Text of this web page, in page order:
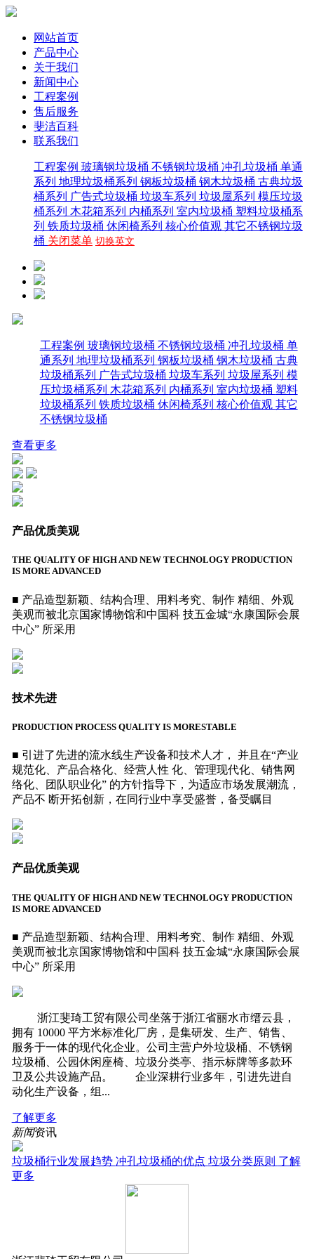
网站首页
产品中心
关于我们
新闻中心
工程案例
售后服务
斐洁百科
联系我们
工程案例 玻璃钢垃圾桶 不锈钢垃圾桶 冲孔垃圾桶 单通
系列 地理垃圾桶系列 钢板垃圾桶 钢木垃圾桶 古典垃圾
桶系列 广告式垃圾桶 垃圾车系列 垃圾屋系列 模压垃圾
桶系列 木花箱系列 内桶系列 室内垃圾桶 塑料垃圾桶系
列 铁质垃圾桶 休闲椅系列 核心价值观 其它不锈钢垃圾
桶 关闭菜单 切换英文
工程案例 玻璃钢垃圾桶 不锈钢垃圾桶 冲孔垃圾桶 单
通系列 地理垃圾桶系列 钢板垃圾桶 钢木垃圾桶 古典
垃圾桶系列 广告式垃圾桶 垃圾车系列 垃圾屋系列 模
压垃圾桶系列 木花箱系列 内桶系列 室内垃圾桶 塑料
垃圾桶系列 铁质垃圾桶 休闲椅系列 核心价值观 其它
不锈钢垃圾桶
查看更多
产品优质美观
THE QUALITY OF HIGH AND NEW TECHNOLOGY PRODUCTION
IS MORE ADVANCED
■ 产品造型新颖、结构合理、用料考究、制作 精细、外观
美观而被北京国家博物馆和中国科 技五金城“永康国际会展
中心” 所采用
技术先进
PRODUCTION PROCESS QUALITY IS MORESTABLE
■ 引进了先进的流水线生产设备和技术人才， 并且在“产业
规范化、产品合格化、经营人性 化、管理现代化、销售网
络化、团队职业化” 的方针指导下，为适应市场发展潮流，
产品不 断开拓创新，在同行业中享受盛誉，备受瞩目
产品优质美观
THE QUALITY OF HIGH AND NEW TECHNOLOGY PRODUCTION
IS MORE ADVANCED
■ 产品造型新颖、结构合理、用料考究、制作 精细、外观
美观而被北京国家博物馆和中国科 技五金城“永康国际会展
中心” 所采用
‍‍ 浙江斐琦工贸有限公司坐落于浙江省丽水市缙云县，
拥有 10000 平方米标准化厂房，是集研发、生产、销售、
服务于一体的现代化企业。公司主营户外垃圾桶、不锈钢
垃圾桶、公园休闲座椅、垃圾分类亭、指示标牌等多款环
卫及公共设施产品。 企业深耕行业多年，引进先进自
动化生产设备，组...
了解更多
新闻资讯
垃圾桶行业发展趋势 冲孔垃圾桶的优点 垃圾分类原则 了解
更多